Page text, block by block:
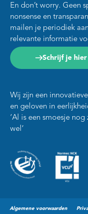
En don’t worry. Geen
nonsense en
mailen je periodiek
relevante informatie
Schrijf je
Wij zijn een
en geloven in
‘Al is een smoesje
wel’
Algemene voorwaarden